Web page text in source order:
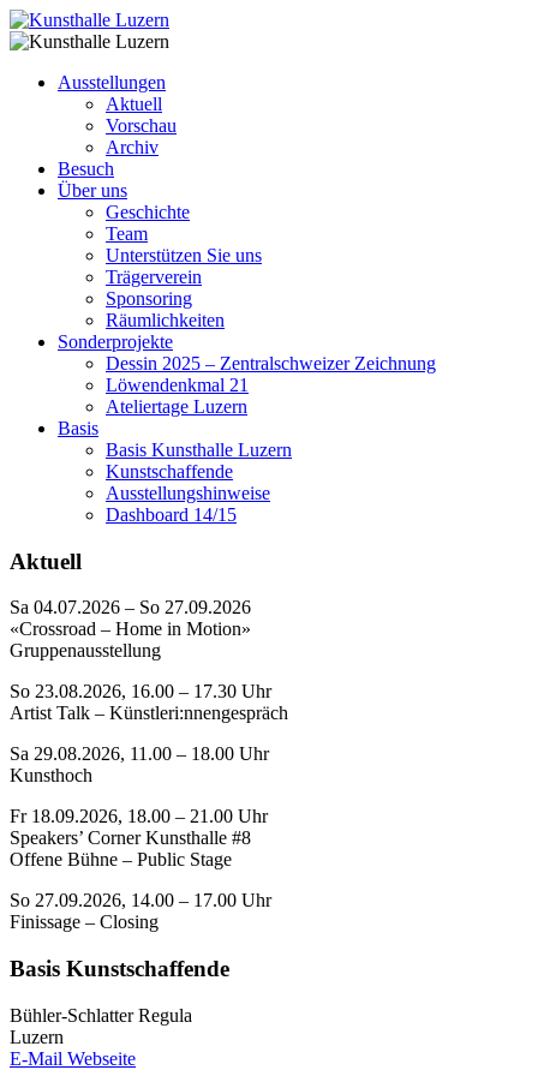
Ausstellungen
Aktuell
Vorschau
Archiv
Besuch
Über uns
Geschichte
Team
Unterstützen Sie uns
Trägerverein
Sponsoring
Räumlichkeiten
Sonderprojekte
Dessin 2025 – Zentralschweizer Zeichnung
Löwendenkmal 21
Ateliertage Luzern
Basis
Basis Kunsthalle Luzern
Kunstschaffende
Ausstellungshinweise
Dashboard 14/15
Aktuell
Sa 04.07.2026 – So 27.09.2026
«Crossroad – Home in Motion»
Gruppenausstellung
So 23.08.2026, 16.00 – 17.30 Uhr
Artist Talk – Künstleri:nnengespräch
Sa 29.08.2026, 11.00 – 18.00 Uhr
Kunsthoch
Fr 18.09.2026, 18.00 – 21.00 Uhr
Speakers’ Corner Kunsthalle #8
Offene Bühne – Public Stage
So 27.09.2026, 14.00 – 17.00 Uhr
Finissage – Closing
Basis Kunstschaffende
Bühler-Schlatter Regula
Luzern
E-Mail Webseite